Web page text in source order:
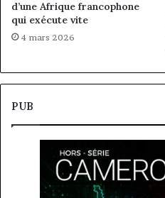
d’une Afrique francophone
qui exécute vite
4 mars 2026
PUB